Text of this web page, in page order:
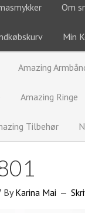
Om
Min
Amazing
Amazing Ringe
Tilbehør
ByKarina Mai